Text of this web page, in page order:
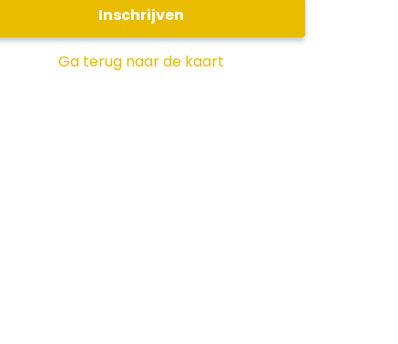
Inschrijven
Ga terug naar de kaart